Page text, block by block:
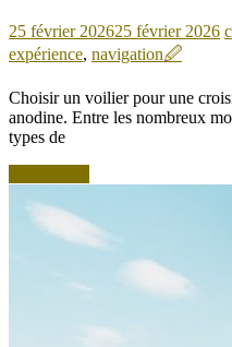
25 février 202625 février 2026
expérience, navigation🖉
Choisir un voilier pour une
anodine. Entre les nombreux
types de